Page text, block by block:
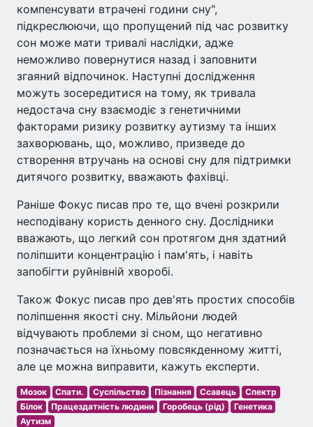
компенсувати втрачені години сну",
підкреслюючи, що пропущений під час розвитку
сон може мати тривалі наслідки, адже
неможливо повернутися назад і заповнити
згаяний відпочинок. Наступні дослідження
можуть зосередитися на тому, як тривала
недостача сну взаємодіє з генетичними
факторами ризику розвитку аутизму та інших
захворювань, що, можливо, призведе до
створення втручань на основі сну для підтримки
дитячого розвитку, вважають фахівці.
Раніше Фокус писав про те, що вчені розкрили
несподівану користь денного сну. Дослідники
вважають, що легкий сон протягом дня здатний
поліпшити концентрацію і пам'ять, і навіть
запобігти руйнівній хворобі.
Також Фокус писав про дев'ять простих способів
поліпшення якості сну. Мільйони людей
відчувають проблеми зі сном, що негативно
позначається на їхньому повсякденному житті,
але це можна виправити, кажуть експерти.
Мозок Спати. Суспільство Пізнання Ссавець
Спектр
Білок
Працездатність людини Горобець (рід)
Генетика
Аутизм